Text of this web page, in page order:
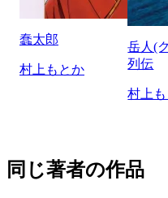
蠢太郎
村上もとか
岳人(
列伝
村上
同じ著者の作品